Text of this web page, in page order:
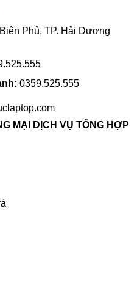
bị phương pháp thanh
độ cao (trên 60 độ) để
aureus và
hợp với gia đình có trẻ
có nàn da nhạy cảm.
chỉnh chu tới từng chi tiết,
xác 6 hoạt động giặt tay
mạnh, giặt nhanh,... mang
đại, thông minh và an
trang bị giúp người dùng
quần áo nhạy cảm như:
là chế độ “riêng tư” giặt
làm sạch an toàn từng chi
Phủ, TP. Hải Dương
0359.525.555
MẠI DỊCH VỤ TỔNG HỢP